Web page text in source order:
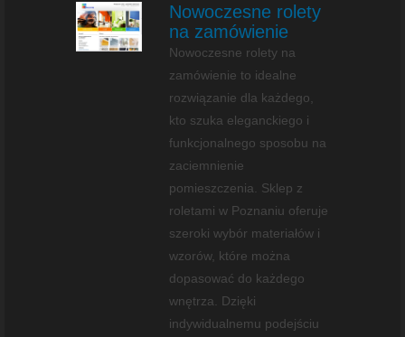
Nowoczesne rolety
na zamówienie
Nowoczesne rolety na
zamówienie to idealne
rozwiązanie dla każdego,
kto szuka eleganckiego i
funkcjonalnego sposobu na
zaciemnienie
pomieszczenia. Sklep z
roletami w Poznaniu oferuje
szeroki wybór materiałów i
wzorów, które można
dopasować do każdego
wnętrza. Dzięki
indywidualnemu podejściu